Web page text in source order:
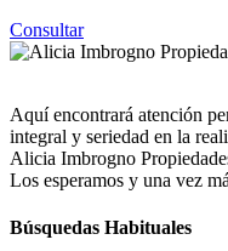
Consultar
Aquí encontrará atención
integral y seriedad en la
Alicia Imbrogno
Los esperamos y una vez
Búsquedas Habituales